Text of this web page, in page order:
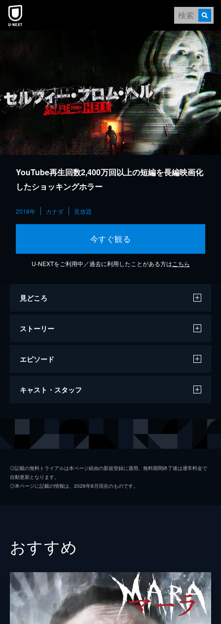
本文へスキップ
YouTube再生回数2,400万回以上の短編を長編映画化
したショッキングホラー
2018年 カナダ 見放題
今すぐ観る
U-NEXTをご利用中／過去に利用したことがある方は こちら
見どころ
ストーリー
エピソード
セルフィー・フロム・ヘル
キャスト・スタッフ
トニー・ジロー
製作
◎記載の無料トライアルは本ページ経由の新規登録に適用。無料期間終了後は通常料金で
自動更新となります。
◎本ページに記載の情報は、2026年8月現在のものです。
おすすめ